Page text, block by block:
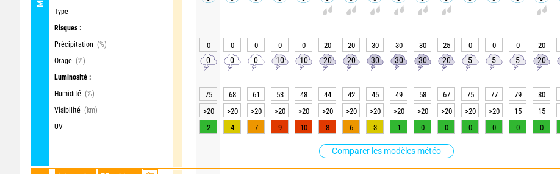
Type
Risques :
Précipitation (%)
Orage (%)
Luminosité :
Humidité (%)
Visibilité (km)
UV
Comparer les modèles météo
- - - - - - - -
0 0 0 0 0 20 20 30 30 30 25 0 0 0 20
0 0 0 10 10 20 20 30 30 30 20 5 5 5 20
75 68 61 53 48 44 42 45 49 58 67 75 77 79 80
>20
>20 >20 >20 >20 >20 >20 >20 >20 >20 >20 >20 >20 15 15
2
4 7 9 10 8 6 3 1 0 0 0 0 0 0